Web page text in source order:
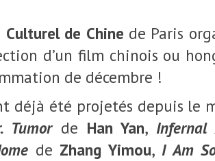
Culturel de Chine de Paris
d’un film chinois ou
de décembre !
déjà été projetés depuis le
Tumorde Han Yan, Infernal
de Zhang Yimou, I Am